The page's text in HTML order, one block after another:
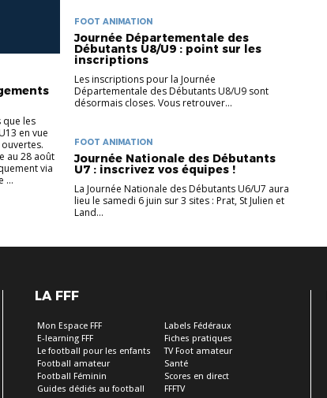
que les
en vue
au 28 août
via
...
FOOT ANIMATION
Journée Départementale des
Débutants U8/U9 : point sur les
inscriptions
Les inscriptions pour la Journée
Départementale des Débutants U8/U9 sont
désormais closes. Vous retrouver...
FOOT ANIMATION
Journée Nationale des Débutants
U7 : inscrivez vos équipes !
La Journée Nationale des Débutants U6/U7 aura
lieu le samedi 6 juin sur 3 sites : Prat, St Julien et
Land...
LA FFF
Mon Espace FFF
E-learning FFF
Le football pour les enfants
Football amateur
Football Féminin
Guides dédiés au football
Labels Fédéraux
Fiches pratiques
TV Foot amateur
Santé
Scores en direct
FFFTV